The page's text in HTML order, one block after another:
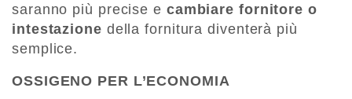
saranno più precise e cambiare fornitore o
intestazione della fornitura diventerà più
semplice.
OSSIGENO PER L’ECONOMIA